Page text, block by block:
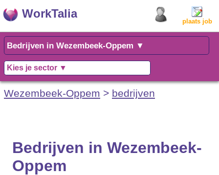
WorkTalia
plaats job
Wezembeek-Oppem > bedrijven
Bedrijven in Wezembeek-
Oppem